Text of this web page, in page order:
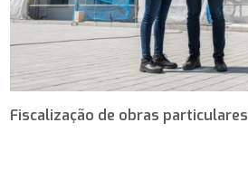
Fiscalização de obras particulares